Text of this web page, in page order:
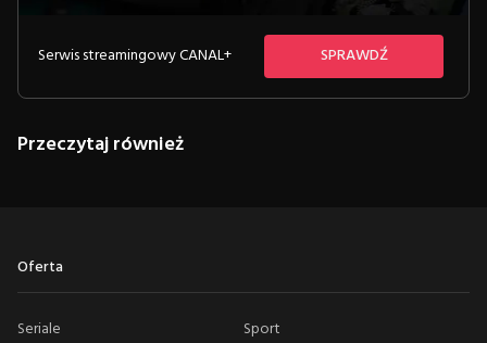
Serwis streamingowy CANAL+ SPRAWDŹ
Przeczytaj również
Oferta
Seriale
Sport